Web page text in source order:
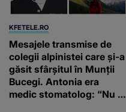
KFETELE.RO
Mesajele transmise de
colegii alpinistei care și-a
găsit sfârșitul în Munții
Bucegi. Antonia era
medic stomatolog: “Nu te